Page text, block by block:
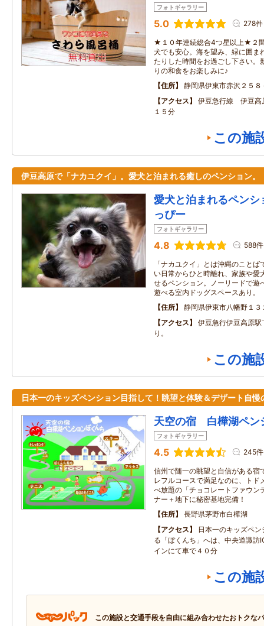
フォトギャラリー
5.0 278件
★１０年連続総合4つ星以上★２
犬でも安心。海を望み、緑に囲ま
たりした時間をお過ごし下さい。
りの和食をお楽しみに♪
住所
静岡県伊東市赤沢２５８
アクセス
伊豆急行線 伊豆
１５分
この施
伊豆高原で「ナカユクイ」。愛犬と泊まれる癒しのペンション。
愛犬と泊まれるペン
っぴー
フォトギャラリー
4.8 588件
「ナカユクイ」とは沖縄のこと
い日常からひと時離れ、家族や愛
せるペンション。ノーリードで遊
遊べる室内ドッグスペースあり。
住所
静岡県伊東市八幡野１３
アクセス
伊豆急行伊豆高原
り。
この施
日本一のキッズペンション目指して！眺望と体験＆デザート自慢
天空の宿 白樺湖ペン
フォトギャラリー
4.5 245件
信州で随一の眺望と自信がある宿
レフルコースで満足なのに、トド
べ放題の「チョコレートファウン
ナー＋地下に秘密基地完備！
住所
長野県茅野市白樺湖
アクセス
日本一のキッズペ
る「ぼくんち」へは、中央道諏訪
インにて車で４０分
この施
この施設と交通手段を自由に組み合わせたおトクな